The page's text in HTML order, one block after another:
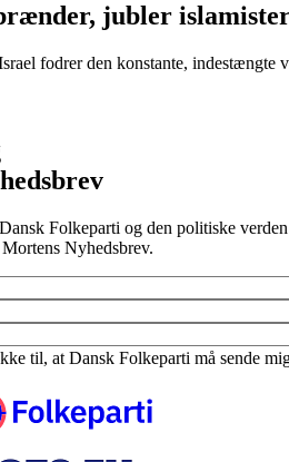
jubler
fodrer den konstante, indestængte
Folkeparti og den politiske verden
Nyhedsbrev.
til, at Dansk Folkeparti må sende